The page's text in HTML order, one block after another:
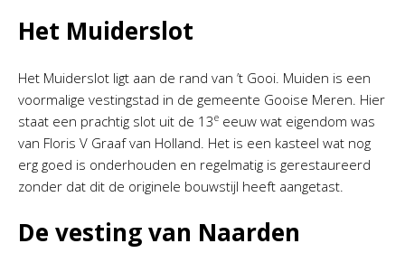
Het Muiderslot
Het Muiderslot ligt aan de rand van ’t Gooi. Muiden is een
voormalige vestingstad in de gemeente Gooise Meren. Hier
staat een prachtig slot uit de 13e eeuw wat eigendom was
van Floris V Graaf van Holland. Het is een kasteel wat nog
erg goed is onderhouden en regelmatig is gerestaureerd
zonder dat dit de originele bouwstijl heeft aangetast.
De vesting van Naarden